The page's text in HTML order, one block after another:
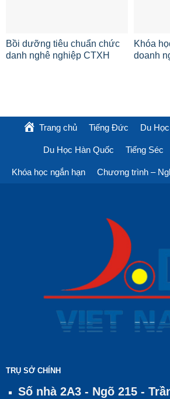
Bồi dưỡng tiêu chuẩn chức
danh nghê nghiệp CTXH
Khóa
doanh
Trang chủ Tiếng Đức Du
Du Học Hàn Quốc Tiếng Séc
Khóa học ngắn hạn Chương trình –
TRỤ SỞ CHÍNH
Số nhà 2A3 - Ngõ 215 -